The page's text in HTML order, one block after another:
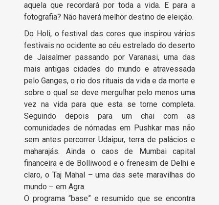
aquela que recordará por toda a vida. E para a
fotografia? Não haverá melhor destino de eleição.
Do Holi, o festival das cores que inspirou vários
festivais no ocidente ao céu estrelado do deserto
de Jaisalmer passando por Varanasi, uma das
mais antigas cidades do mundo e atravessada
pelo Ganges, o rio dos rituais da vida e da morte e
sobre o qual se deve mergulhar pelo menos uma
vez na vida para que esta se torne completa.
Seguindo depois para um chai com as
comunidades de nómadas em Pushkar mas não
sem antes percorrer Udaipur, terra de palácios e
maharajás. Ainda o caos de Mumbai capital
financeira e de Bolliwood e o frenesim de Delhi e
claro, o Taj Mahal – uma das sete maravilhas do
mundo – em Agra.
O programa “base” e resumido que se encontra